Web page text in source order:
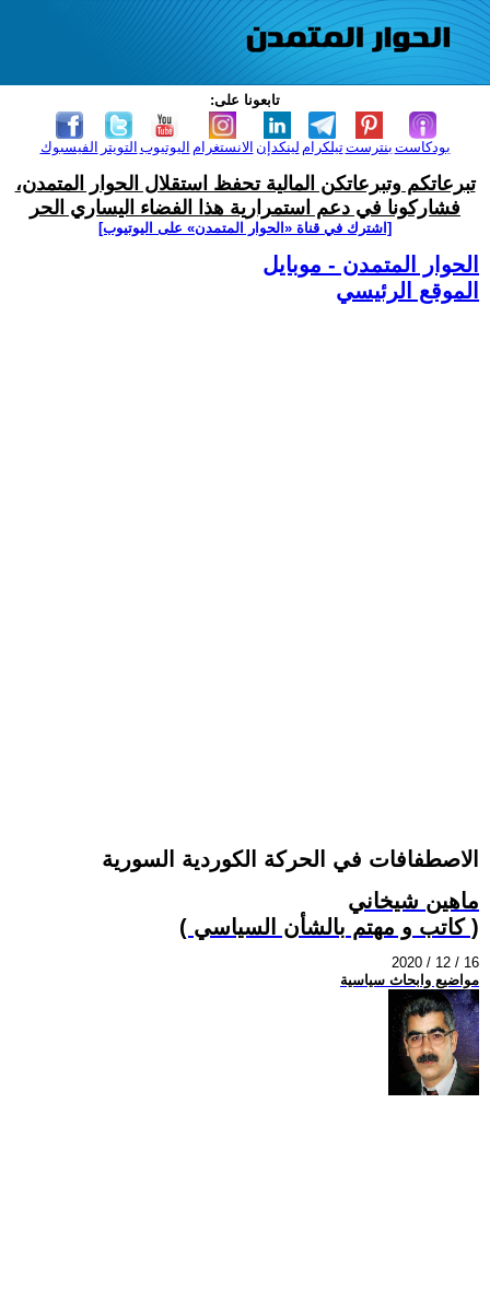
تابعونا على:
الفيسبوك التويتر اليوتيوب الانستغرام لينكدإن تيلكرامبنترست بودكاست
تبرعاتكم وتبرعاتكن المالية تحفظ استقلال الحوار المتمدن،
فشاركونا في دعم استمرارية هذا الفضاء اليساري الحر
[اشترك في قناة ‫«الحوار المتمدن» على اليوتيوب]
الحوار المتمدن - موبايل
الموقع الرئيسي
الاصطفافات في الحركة الكوردية السورية
ماهين شيخاني
( كاتب و مهتم بالشأن السياسي )
2020 / 12 / 16
مواضيع وابحاث سياسية